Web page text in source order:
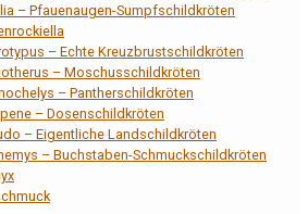
– Pfauenaugen-Sumpfschildkröten
– Echte Kreuzbrustschildkröten
– Moschusschildkröten
– Pantherschildkröten
– Dosenschildkröten
– Eigentliche Landschildkröten
– Buchstaben-Schmuckschildkröten